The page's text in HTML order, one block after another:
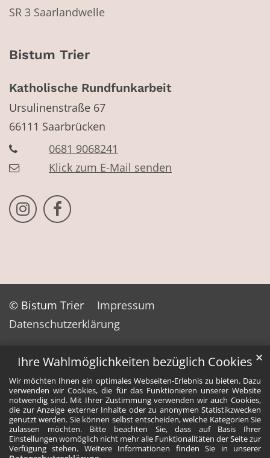
Ihre Wahlmöglichkeiten bezüglich Cookies
Wir möchten Ihnen ein optimales Webseiten-Erlebnis zu bieten. Dazu
verwenden wir Cookies, die für das Funktionieren unserer Website
notwendig sind. Mit Ihrer Zustimmung verwenden wir auch Cookies,
die zur Anzeige externer Inhalte oder zu anonymen Statistikzwecken
genutzt werden. Sie können selbst entscheiden, welche Kategorien Sie
zulassen möchten. Bitte beachten Sie, dass auf Basis Ihrer
Einstellungen womöglich nicht mehr alle Funktionalitäten der Seite zur
Verfügung stehen. Weitere Informationen finden Sie in unserer
✕
SR 3 Saarlandwelle
Bistum Trier
Katholische Rundfunkarbeit
Ursulinenstraße 67
66111 Saarbrücken
0681 9068241
Klick zum E-Mail senden
Bistum Trier auf Instragram
Bistum Trier auf Facebook
© Bistum Trier
Impressum
Datenschutzerklärung